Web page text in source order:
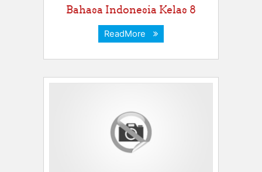
Bahasa Indonesia Kelas 8
ReadMore